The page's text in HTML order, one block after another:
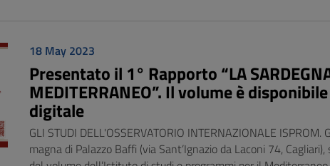
18 May 2023
Presentato il 1° Rapporto “LA
MEDITERRANEO”. Il volume è
digitale
GLI STUDI DELL'OSSERVATORIO INTERNAZIONALE ISPROM.
magna di Palazzo Baffi (via Sant’Ignazio da Laconi 74,